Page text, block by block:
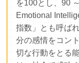
を100とし、90
Emotional
指数」とも呼ば
分の感情をコン
切な行動をとる